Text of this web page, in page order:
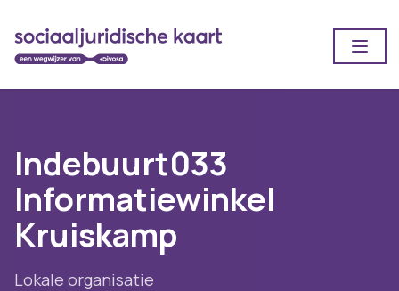
Indebuurt033
Informatiewinkel
Kruiskamp
Lokale organisatie